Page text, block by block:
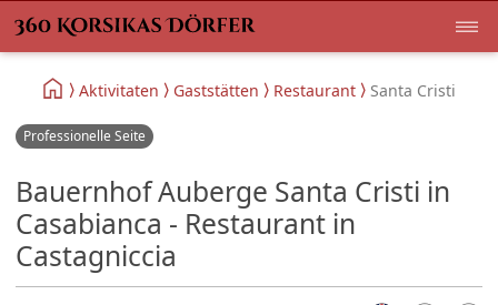
Aktivitaten Gaststätten Restaurant Santa Cristi
Professionelle Seite
Bauernhof Auberge Santa Cristi in
Casabianca - Restaurant in
Castagniccia